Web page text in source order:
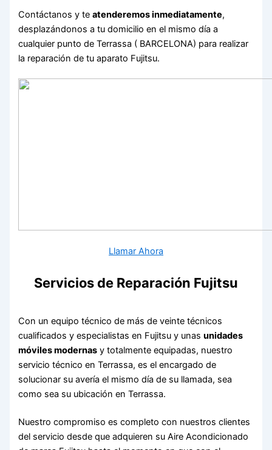
Contáctanos y teatenderemos inmediatamente,
desplazándonos a tu domicilio en el mismo día a
cualquier punto de Terrassa ( BARCELONA) para realizar
la reparación de tu aparato Fujitsu.
Llamar Ahora
Servicios de Reparación Fujitsu
Con un equipo técnico de más de veinte técnicos
cualificados y especialistas en Fujitsu y unasunidades
móviles modernas y totalmente equipadas, nuestro
servicio técnico en Terrassa, es el encargado de
solucionar su avería el mismo día de su llamada, sea
como sea su ubicación en Terrassa.
Nuestro compromiso es completo con nuestros clientes
del servicio desde que adquieren su Aire Acondicionado